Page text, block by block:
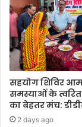
सहयोग शिविर
समस्याओं के
का बेहतर मंच:
2 days ago